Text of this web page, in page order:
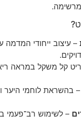
מרשימה.
– עיצוב ייחודי המדמה
קל משקל במראה
– בהשראת לוחמי היער
– לשימוש רב־פעמי